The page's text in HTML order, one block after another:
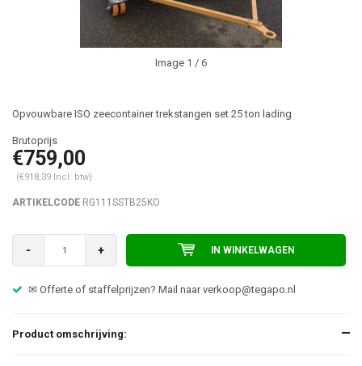
Image 1 / 6
Opvouwbare ISO zeecontainer trekstangen set 25 ton lading
€759,00
(€918,39 Incl. btw)
ARTIKELCODE RG111SSTB25KO
- + IN WINKELWAGEN
✉ Offerte of staffelprijzen? Mail naarverkoop@tegapo.nl
Product omschrijving: